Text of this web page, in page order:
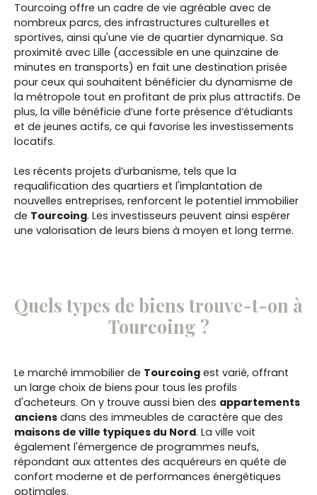
Tourcoing offre un cadre de vie agréable avec de
nombreux parcs, des infrastructures culturelles et
sportives, ainsi qu'une vie de quartier dynamique. Sa
proximité avec Lille (accessible en une quinzaine de
minutes en transports) en fait une destination prisée
pour ceux qui souhaitent bénéficier du dynamisme de
la métropole tout en profitant de prix plus attractifs. De
plus, la ville bénéficie d’une forte présence d’étudiants
et de jeunes actifs, ce qui favorise les investissements
locatifs.
Les récents projets d’urbanisme, tels que la
requalification des quartiers et l'implantation de
nouvelles entreprises, renforcent le potentiel immobilier
de Tourcoing. Les investisseurs peuvent ainsi espérer
une valorisation de leurs biens à moyen et long terme.
Quels types de biens trouve-t-on à
Tourcoing ?
Le marché immobilier de Tourcoing est varié, offrant
un large choix de biens pour tous les profils
d'acheteurs. On y trouve aussi bien des appartements
anciens dans des immeubles de caractère que des
maisons de ville typiques du Nord. La ville voit
également l'émergence de programmes neufs,
répondant aux attentes des acquéreurs en quête de
confort moderne et de performances énergétiques
optimales.